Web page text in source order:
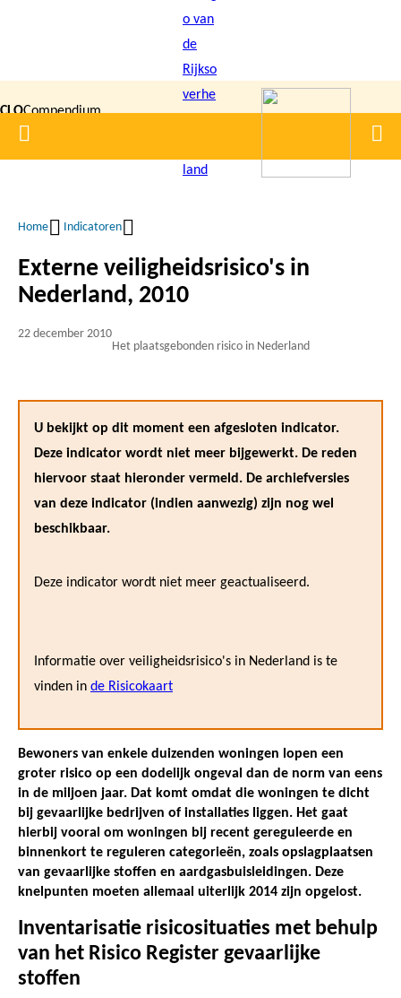
inhoud
gaan
CLOCompendium
voor de
Home
Kruimelpad
Home Indicatoren
Externe veiligheidsrisico's in
Nederland, 2010
22 december 2010
Het plaatsgebonden risico in Nederland
U bekijkt op dit moment een afgesloten indicator.
Deze indicator wordt niet meer bijgewerkt. De reden
hiervoor staat hieronder vermeld. De archiefversies
van deze indicator (indien aanwezig) zijn nog wel
beschikbaar.
Deze indicator wordt niet meer geactualiseerd.
Informatie over veiligheidsrisico's in Nederland is te
vinden in de Risicokaart
Bewoners van enkele duizenden woningen lopen een
groter risico op een dodelijk ongeval dan de norm van eens
in de miljoen jaar. Dat komt omdat die woningen te dicht
bij gevaarlijke bedrijven of installaties liggen. Het gaat
hierbij vooral om woningen bij recent gereguleerde en
binnenkort te reguleren categorieën, zoals opslagplaatsen
van gevaarlijke stoffen en aardgasbuisleidingen. Deze
knelpunten moeten allemaal uiterlijk 2014 zijn opgelost.
Inventarisatie risicosituaties met behulp
van het Risico Register gevaarlijke
stoffen